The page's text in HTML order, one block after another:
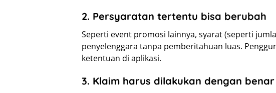
2. Persyaratan tertentu bisa berubah
Seperti event promosi lainnya, syarat (seperti
penyelenggara tanpa pemberitahuan luas.
ketentuan di aplikasi.
3. Klaim harus dilakukan dengan benar